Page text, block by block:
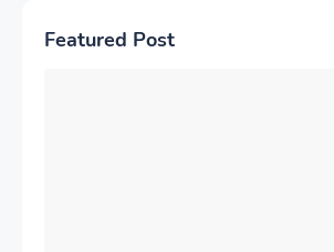
Featured Post